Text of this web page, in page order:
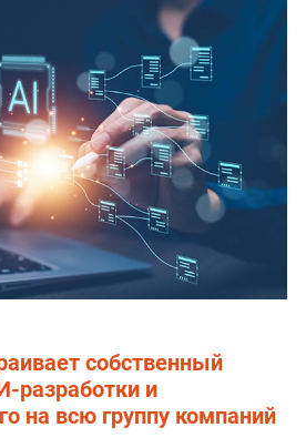
собственный
разработки и
на всю группу компаний